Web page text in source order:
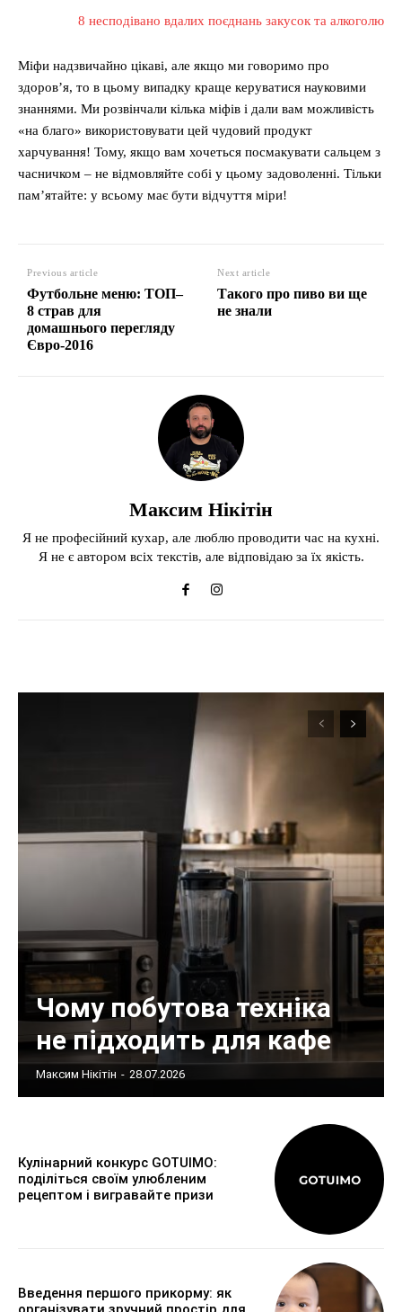
8 несподівано вдалих поєднань закусок та алкоголю
Міфи надзвичайно цікаві, але якщо ми говоримо про
здоров’я, то в цьому випадку краще керуватися науковими
знаннями. Ми розвінчали кілька міфів і дали вам можливість
«на благо» використовувати цей чудовий продукт
харчування! Тому, якщо вам хочеться посмакувати сальцем з
часничком – не відмовляйте собі у цьому задоволенні. Тільки
пам’ятайте: у всьому має бути відчуття міри!
Previous article
Футбольне меню: ТОП–
8 страв для
домашнього перегляду
Євро-2016
Next article
Такого про пиво ви ще
не знали
Максим Нікітін
Я не професійний кухар, але люблю проводити час на кухні.
Я не є автором всіх текстів, але відповідаю за їх якість.
Чому побутова техніка
не підходить для кафе
Максим Нікітін - 28.07.2026
Кулінарний конкурс GOTUIMO:
поділіться своїм улюбленим
рецептом і вигравайте призи
Введення першого прикорму: як